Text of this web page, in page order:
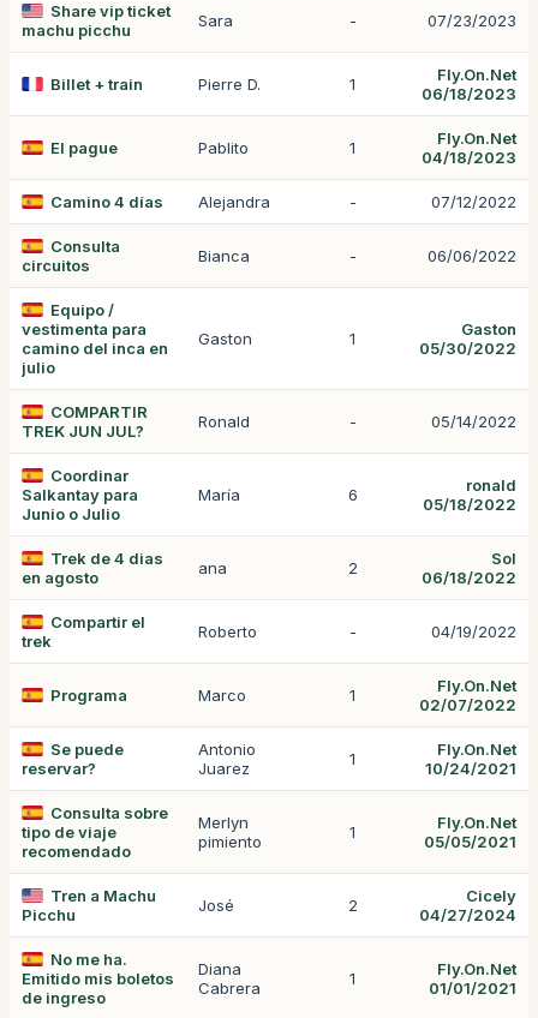
Share vip ticket
machu picchu
Sara - 07/23/2023
Billet + train Pierre D. 1
Fly.On.Net
06/18/2023
El pague Pablito 1
Fly.On.Net
04/18/2023
Camino 4 días Alejandra - 07/12/2022
Consulta
circuitos
Bianca - 06/06/2022
Equipo /
vestimenta para
camino del inca en
julio
Gaston 1
Gaston
05/30/2022
COMPARTIR
TREK JUN JUL?
Ronald - 05/14/2022
Coordinar
Salkantay para
Junio o Julio
María 6
ronald
05/18/2022
Trek de 4 dias
en agosto
ana 2
Sol
06/18/2022
Compartir el
trek
Roberto - 04/19/2022
Programa Marco 1
Fly.On.Net
02/07/2022
Se puede
reservar?
Antonio
Juarez
1
Fly.On.Net
10/24/2021
Consulta sobre
tipo de viaje
recomendado
Merlyn
pimiento
1
Fly.On.Net
05/05/2021
Tren a Machu
Picchu
José 2
Cicely
04/27/2024
No me ha.
Emitido mis boletos
de ingreso
Diana
Cabrera
1
Fly.On.Net
01/01/2021